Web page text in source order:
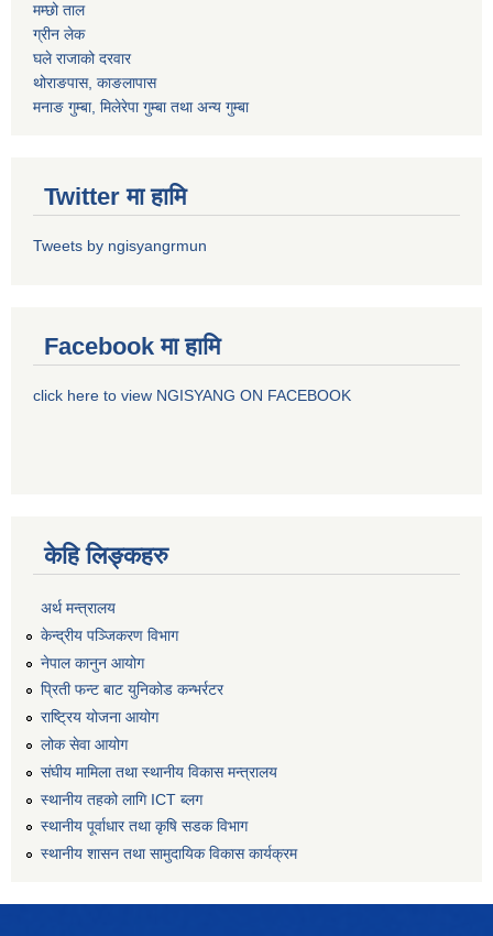
मम्छो ताल
ग्रीन लेक
घले राजाको दरवार
थोराङपास, काङलापास
मनाङ गुम्बा, मिलेरेपा गुम्बा तथा अन्य गुम्बा
Twitter मा हामि
Tweets by ngisyangrmun
Facebook मा हामि
click here to view NGISYANG ON FACEBOOK
केहि लिङ्कहरु
अर्थ मन्त्रालय
केन्द्रीय पञ्जिकरण विभाग
नेपाल कानुन आयोग
प्रिती फन्ट बाट युनिकोड कन्भर्रटर
राष्ट्रिय योजना आयोग
लोक सेवा आयोग
संघीय मामिला तथा स्थानीय विकास मन्त्रालय
स्थानीय तहको लागि ICT ब्लग
स्थानीय पूर्वाधार तथा कृषि सडक विभाग
स्थानीय शासन तथा सामुदायिक विकास कार्यक्रम